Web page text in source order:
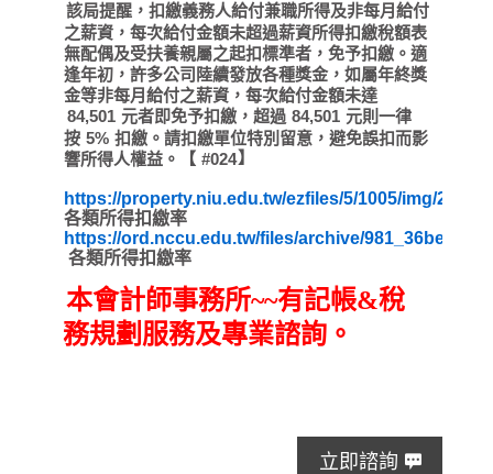
該局提醒，扣繳義務人給付兼職所得及非每月給付
之薪資，每次給付金額未超過薪資所得扣繳稅額表
無配偶及受扶養親屬之起扣標準者，免予扣繳。適
逢年初，許多公司陸續發放各種獎金，如屬年終獎
金等非每月給付之薪資，每次給付金額未達
84,501 元者即免予扣繳，超過 84,501 元則一律
按 5% 扣繳。請扣繳單位特別留意，避免誤扣而影
響所得人權益。【 #024】
https://property.niu.edu.tw/ezfiles/5/1005/img/26/
各類所得扣繳率
https://ord.nccu.edu.tw/files/archive/
各類所得扣繳率
本會計師事務所~~有記帳&稅
務規劃服務及專業諮詢。
立即諮詢